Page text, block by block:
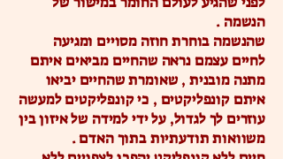
הנשמה .
שהנשמה בוחרת חוזה מסויים ומגיעה
לחיים עצמם נראה שהחיים מביאים איתם
מתנה מובנית , שאומרת שהחיים יביאו
איתם קונפליקטים , כי קונפליקטים למעשה
עוזרים לך לגדול, על ידי למידה של איזון בין
משוואות תודעתיות בתוך האדם .